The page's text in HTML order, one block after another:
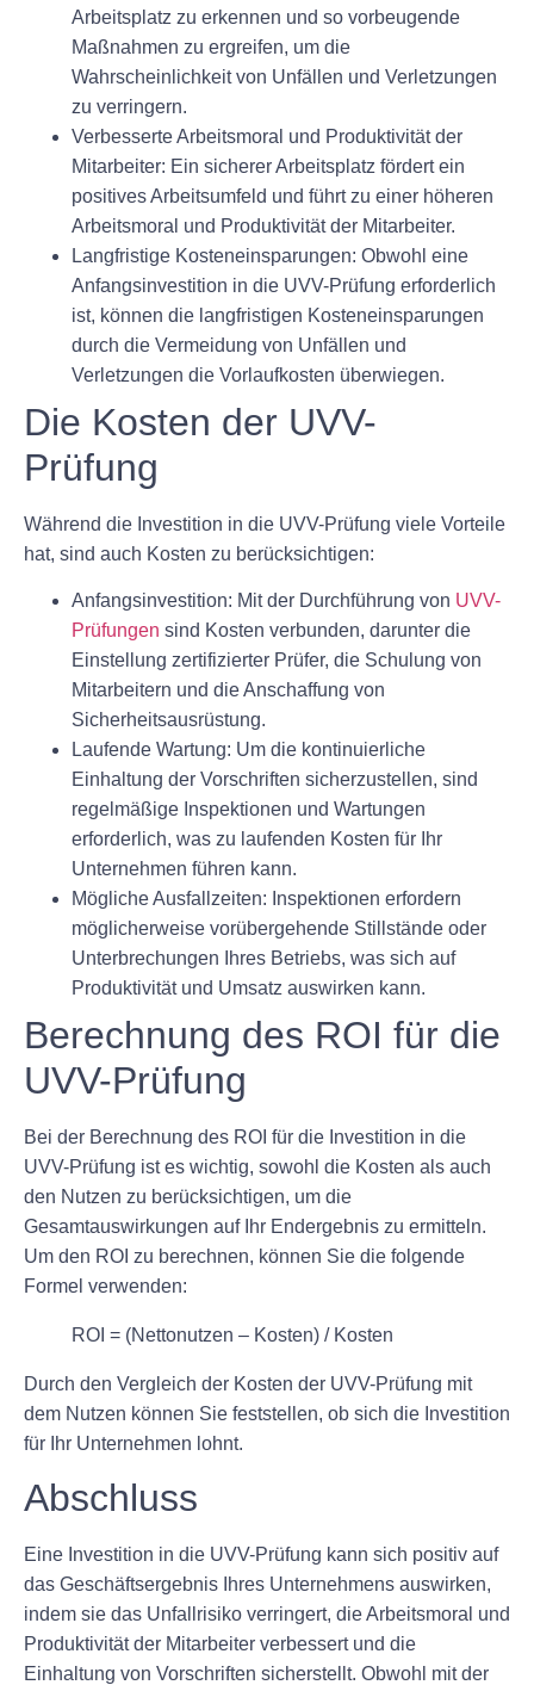
Arbeitsplatz zu erkennen und so vorbeugende
Maßnahmen zu ergreifen, um die
Wahrscheinlichkeit von Unfällen und Verletzungen
zu verringern.
Verbesserte Arbeitsmoral und Produktivität der
Mitarbeiter: Ein sicherer Arbeitsplatz fördert ein
positives Arbeitsumfeld und führt zu einer höheren
Arbeitsmoral und Produktivität der Mitarbeiter.
Langfristige Kosteneinsparungen: Obwohl eine
Anfangsinvestition in die UVV-Prüfung erforderlich
ist, können die langfristigen Kosteneinsparungen
durch die Vermeidung von Unfällen und
Verletzungen die Vorlaufkosten überwiegen.
Die Kosten der UVV-
Prüfung
Während die Investition in die UVV-Prüfung viele Vorteile
hat, sind auch Kosten zu berücksichtigen:
Anfangsinvestition: Mit der Durchführung von UVV-
Prüfungen sind Kosten verbunden, darunter die
Einstellung zertifizierter Prüfer, die Schulung von
Mitarbeitern und die Anschaffung von
Sicherheitsausrüstung.
Laufende Wartung: Um die kontinuierliche
Einhaltung der Vorschriften sicherzustellen, sind
regelmäßige Inspektionen und Wartungen
erforderlich, was zu laufenden Kosten für Ihr
Unternehmen führen kann.
Mögliche Ausfallzeiten: Inspektionen erfordern
möglicherweise vorübergehende Stillstände oder
Unterbrechungen Ihres Betriebs, was sich auf
Produktivität und Umsatz auswirken kann.
Berechnung des ROI für die
UVV-Prüfung
Bei der Berechnung des ROI für die Investition in die
UVV-Prüfung ist es wichtig, sowohl die Kosten als auch
den Nutzen zu berücksichtigen, um die
Gesamtauswirkungen auf Ihr Endergebnis zu ermitteln.
Um den ROI zu berechnen, können Sie die folgende
Formel verwenden:
ROI = (Nettonutzen – Kosten) / Kosten
Durch den Vergleich der Kosten der UVV-Prüfung mit
dem Nutzen können Sie feststellen, ob sich die Investition
für Ihr Unternehmen lohnt.
Abschluss
Eine Investition in die UVV-Prüfung kann sich positiv auf
das Geschäftsergebnis Ihres Unternehmens auswirken,
indem sie das Unfallrisiko verringert, die Arbeitsmoral und
Produktivität der Mitarbeiter verbessert und die
Einhaltung von Vorschriften sicherstellt. Obwohl mit der